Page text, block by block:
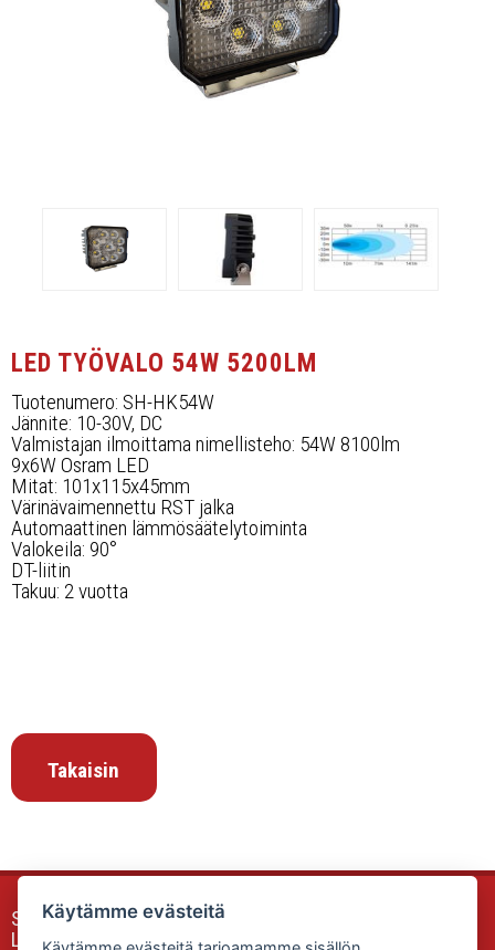
UKK, takuuehdot
LED TYÖVALO 54W 5200LM
Tuotenumero: SH-HK54W
Jännite: 10-30V, DC
Valmistajan ilmoittama nimellisteho: 54W 8100lm
9x6W Osram LED
Mitat: 101x115x45mm
Värinävaimennettu RST jalka
Automaattinen lämmösäätelytoiminta
Valokeila: 90°
DT-liitin
Takuu: 2 vuotta
Takaisin
Sunfox Accessories & Equipment
Luokkalankuja 2
Käytämme evästeitä